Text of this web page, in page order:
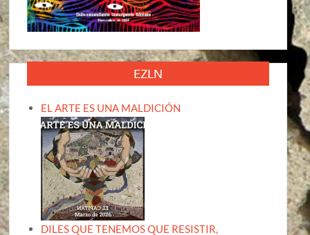
EZLN
EL ARTE ES UNA MALDICIÓN
DILES QUE TENEMOS QUE RESISTIR,